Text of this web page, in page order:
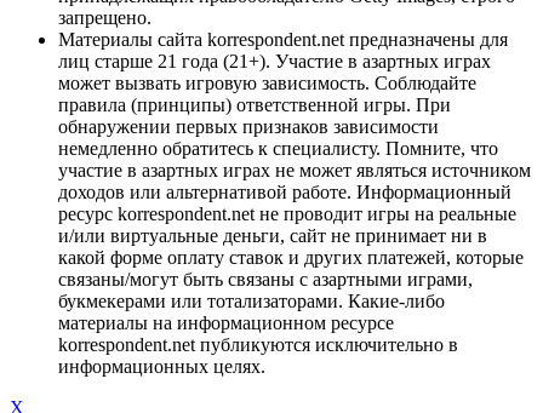
запрещено.
Материалы сайта korrespondent.net предназначены для
лиц старше 21 года (21+). Участие в азартных играх
может вызвать игровую зависимость. Соблюдайте
правила (принципы) ответственной игры. При
обнаружении первых признаков зависимости
немедленно обратитесь к специалисту. Помните, что
участие в азартных играх не может являться источником
доходов или альтернативой работе. Информационный
ресурс korrespondent.net не проводит игры на реальные
и/или виртуальные деньги, сайт не принимает ни в
какой форме оплату ставок и других платежей, которые
связаны/могут быть связаны с азартными играми,
букмекерами или тотализаторами. Какие-либо
материалы на информационном ресурсе
korrespondent.net публикуются исключительно в
информационных целях.
X